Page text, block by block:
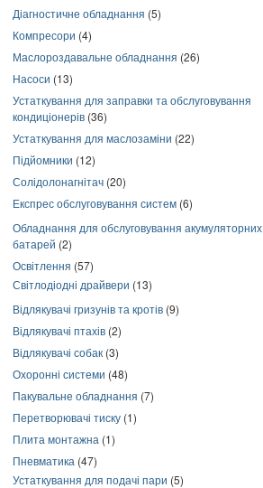
Діагностичне обладнання (5)
Компресори (4)
Маслороздавальне обладнання (26)
Насоси (13)
Устаткування для заправки та обслуговування
кондиціонерів (36)
Устаткування для маслозаміни (22)
Підйомники (12)
Солідолонагнітач (20)
Експрес обслуговування систем (6)
Обладнання для обслуговування акумуляторних
батарей (2)
Освітлення (57)
Світлодіодні драйвери (13)
Відлякувачі гризунів та кротів (9)
Відлякувачі птахів (2)
Відлякувачі собак (3)
Охоронні системи (48)
Пакувальне обладнання (7)
Перетворювачі тиску (1)
Плита монтажна (1)
Пневматика (47)
Устаткування для подачі пари (5)